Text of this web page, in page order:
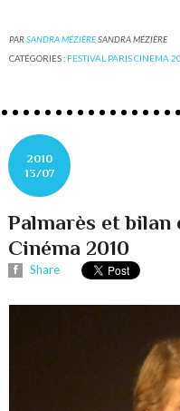
PARSANDRA MÉZIÈRESANDRA MÉZIÈRE
CATÉGORIES : FESTIVAL PARIS CINEMA
2010
13/07
Palmarès et bilan
Cinéma 2010
Share